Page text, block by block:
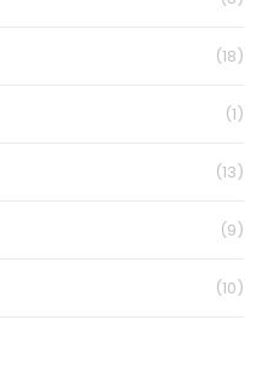
(18)
(1)
(13)
(9)
(10)